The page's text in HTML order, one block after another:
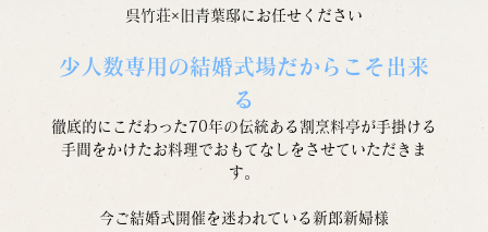
呉竹荘×旧青葉邸にお任せください
少人数専用の結婚式場だからこそ出来
る
徹底的にこだわった70年の伝統ある割烹料亭が手掛ける
手間をかけたお料理でおもてなしをさせていただきま
す。
今ご結婚式開催を迷われている新郎新婦様